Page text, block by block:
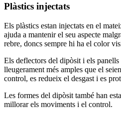
Plàstics injectats
Els plàstics estan injectats en el
ajuda a mantenir el seu aspecte
rebre, doncs sempre hi ha el color
Els deflectors del dipòsit i els panells
lleugerament més amples que el
control, es redueix el desgast i es
Les formes del dipòsit també han
millorar els moviments i el control.